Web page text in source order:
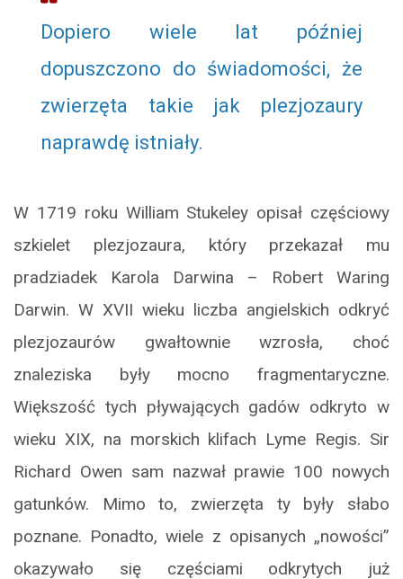
Dopiero wiele lat później
dopuszczono do świadomości, że
zwierzęta takie jak plezjozaury
naprawdę istniały.
W 1719 roku William Stukeley opisał częściowy
szkielet plezjozaura, który przekazał mu
pradziadek Karola Darwina – Robert Waring
Darwin. W XVII wieku liczba angielskich odkryć
plezjozaurów gwałtownie wzrosła, choć
znaleziska były mocno fragmentaryczne.
Większość tych pływających gadów odkryto w
wieku XIX, na morskich klifach Lyme Regis. Sir
Richard Owen sam nazwał prawie 100 nowych
gatunków. Mimo to, zwierzęta ty były słabo
poznane. Ponadto, wiele z opisanych „nowości”
okazywało się częściami odkrytych już